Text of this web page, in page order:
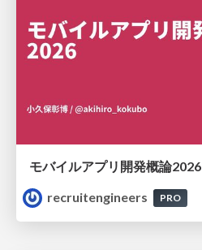
モバイルアプリ開発概論2026
recruitengineers
PRO